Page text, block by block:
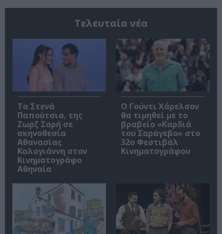
Τελευταία νέα
Τα Στενά
Παπούτσια, της
Ζωρζ Σαρή σε
σκηνοθεσία
Αθανασίας
Καλογιάννη στον
Κινηματογράφο
Αθηναία
Ο Γούντι Χάρελσον
θα τιμηθεί με το
βραβείο «Καρδιά
του Σαράγεβο» στο
32ο Φεστιβάλ
Κινηματογράφου